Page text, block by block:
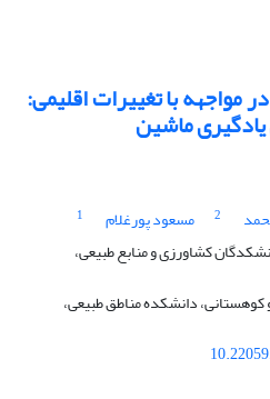
مواجهه با تغییرات اقلیمی:
ماشین
2 مسعود پورغلام
1
کشاورزی و منابع طبیعی،
دانشکده مناطق طبیعی،